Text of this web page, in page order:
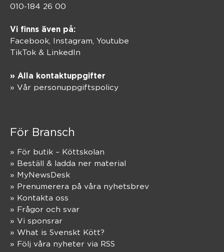
010-184 26 00
Vi finns även på:
Facebook, Instagram, Youtube
TikTok & LinkedIn
» Alla kontaktuppgifter
» Vår personuppgiftspolicy
För Bransch
» För butik – Köttskolan
» Beställ & ladda ner material
» MyNewsDesk
» Prenumerera på våra nyhetsbrev
» Kontakta oss
» Frågor och svar
» Vi sponsrar
» What is Svenskt Kött?
» Följ våra nyheter via RSS